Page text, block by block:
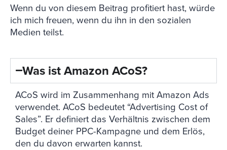
Wenn du von diesem Beitrag profitiert hast, würde
ich mich freuen, wenn du ihn in den sozialen
Medien teilst.
Was ist Amazon ACoS?
ACoS wird im Zusammenhang mit Amazon Ads
verwendet. ACoS bedeutet “Advertising Cost of
Sales”. Er definiert das Verhältnis zwischen dem
Budget deiner PPC-Kampagne und dem Erlös,
den du davon erwarten kannst.